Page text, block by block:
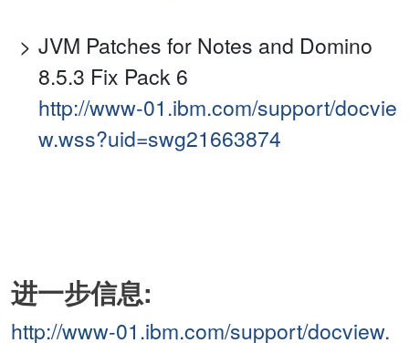
JVM Patches for Notes and Domino
8.5.3 Fix Pack 6
http://www-01.ibm.com/support/docvie
w.wss?uid=swg21663874
进一步信息:
http://www-01.ibm.com/support/docview.